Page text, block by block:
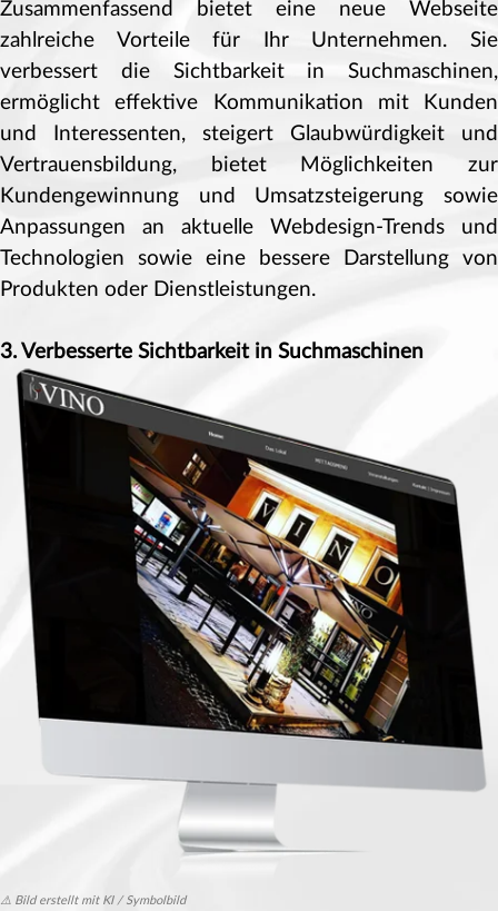
Zusammenfassend bietet eine neue Webseite
zahlreiche Vorteile für Ihr Unternehmen. Sie
verbessert die Sichtbarkeit in Suchmaschinen,
ermöglicht effektive Kommunikation mit Kunden
und Interessenten, steigert Glaubwürdigkeit und
Vertrauensbildung, bietet Möglichkeiten zur
Kundengewinnung und Umsatzsteigerung sowie
Anpassungen an aktuelle Webdesign-Trends und
Technologien sowie eine bessere Darstellung von
Produkten oder Dienstleistungen.
3. Verbesserte Sichtbarkeit in Suchmaschinen
⚠️ Bild erstellt mit KI / Symbolbild